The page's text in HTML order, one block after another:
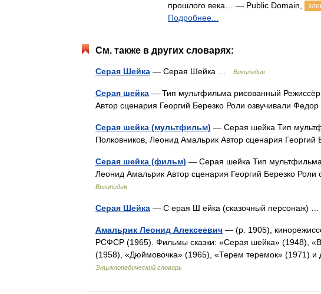
прошлого века… — Public Domain,
Подробнее...
См. также в других словарях:
Серая Шейка — Серая Шейка … Википедия
Серая шейка — Тип мультфильма рисованный
Автор сценария Георгий Березко Роли озвучивали
Серая шейка (мультфильм) — Серая шейка Тип
Полковников, Леонид Амальрик Автор сценария
Серая шейка (фильм) — Серая шейка Тип
Леонид Амальрик Автор сценария Георгий Березко
Википедия
Серая Шейка — С ерая Ш ейка (сказочный персонаж) …
Амальрик Леонид Алексеевич — (р. 1905),
РСФСР (1965). Фильмы сказки: «Серая шейка» (1948),
(1958), «Дюймовочка» (1965), «Терем теремок» (1971)
Энциклопедический словарь